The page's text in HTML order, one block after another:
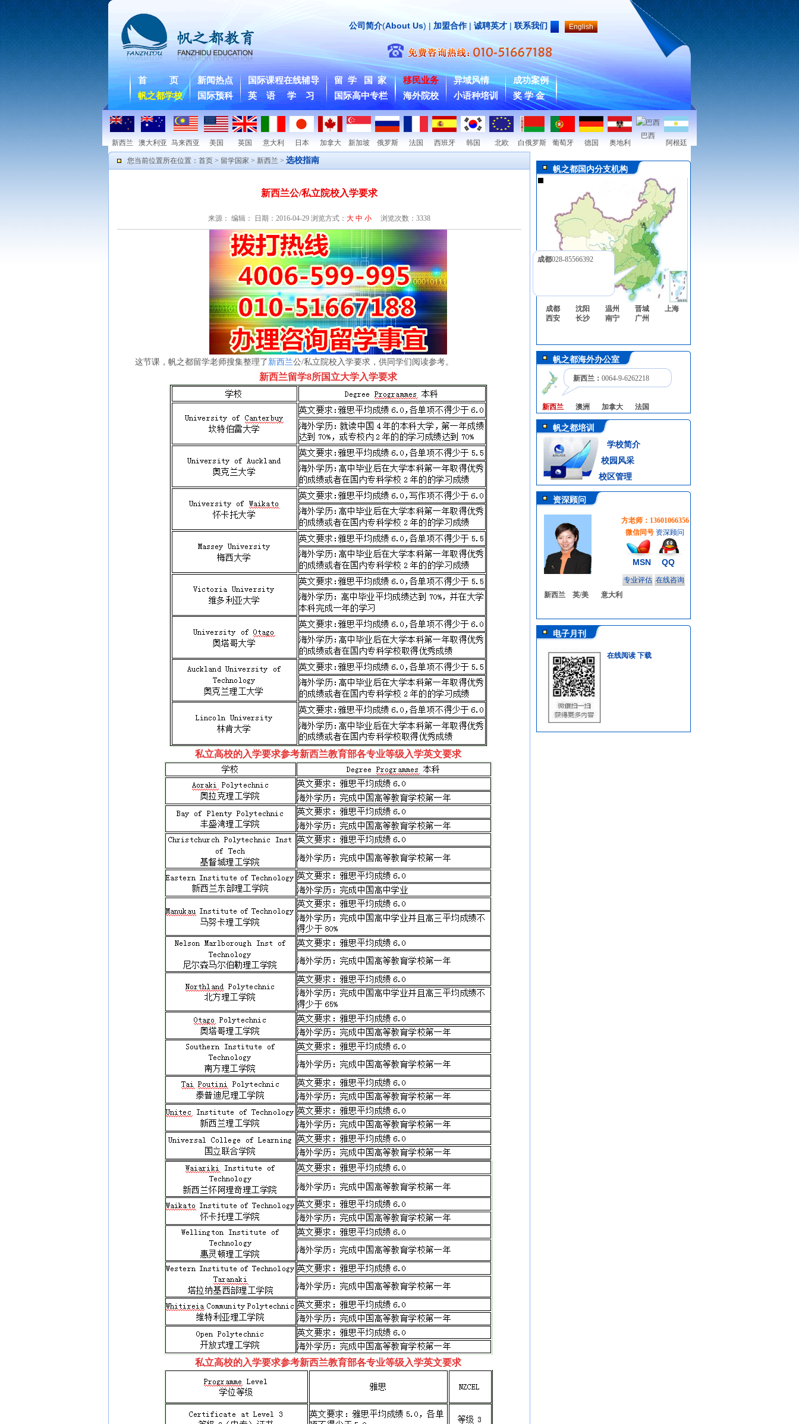
公司简介(About Us) | 加盟合作| 诚聘英才 | 联系我们 English
首 页
帆之都学校
新闻热点
国际预科
国际课程在线辅导
英 语 学 习
留 学 国 家
国际高中专栏
移民业务
海外院校
异域风情
小语种培训
成功案例
奖 学 金
新西兰 澳大利亚 马来西亚 美国 英国 意大利 日本 加拿大 新加坡 俄罗斯 法国 西班牙 韩国 北欧 白俄罗斯 葡萄牙 德国 奥地利
巴西
阿根廷
您当前位置所在位置： 首页 > 留学国家 > 新西兰 > 选校指南
新西兰公/私立院校入学要求
来源： 编辑： 日期： 2016-04-29 浏览方式： 大 中 小 浏览次数： 3338
这节课，帆之都留学老师搜集整理了 新西兰公/私立院校入学要求，供同学们阅读参考。
新西兰留学8所国立大学入学要求
私立高校的入学要求参考新西兰教育部各专业等级入学英文要求
私立高校的入学要求参考新西兰教育部各专业等级入学英文要求
帆之都国内分支机构
成都028-85566392
成都 沈阳 温州 晋城
上海
西安
长沙 南宁 广州
帆之都海外办公室
新西兰： 0064-9-6262218
新西兰 澳洲 加拿大 法国
帆之都培训
学校简介
校园风采
校区管理
资深顾问
方老师：13601066356
微信同号 资深顾问
MSN QQ
专业评估 在线咨询
新西兰
英/美 意大利
电子月刊
在线阅读 下载